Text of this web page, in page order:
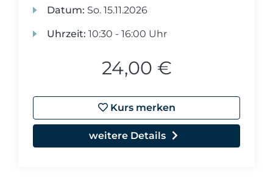
Datum: So. 15.11.2026
Uhrzeit: 10:30 - 16:00 Uhr
24,00 €
Kurs merken
weitere Details